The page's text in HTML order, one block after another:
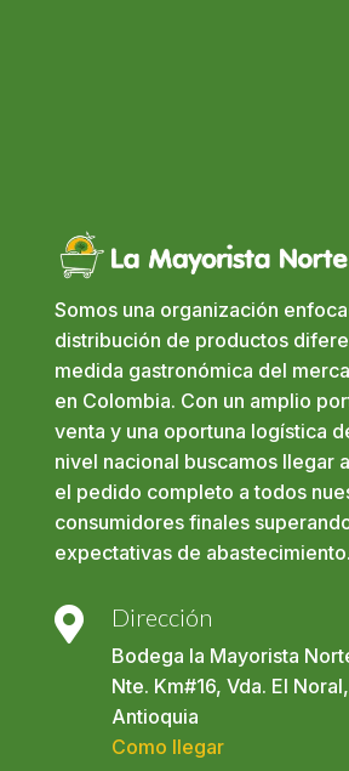
Somos una organización
distribución de productos
medida gastronómica del
en Colombia. Con un amplio
venta y una oportuna logística
nivel nacional buscamos llegar
el pedido completo a todos
consumidores finales
expectativas de abastecimiento.
 Dirección
Bodega la Mayorista
Nte. Km#16, Vda. El
Antioquia
Como llegar